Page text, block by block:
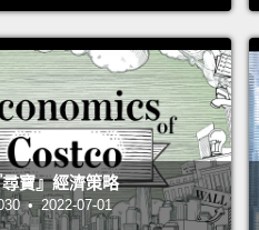
寶』經濟策略
• 2022-07-01